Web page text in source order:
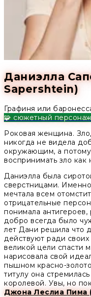
Даниэлла
Sapershtein)
Графиня или
🧩 сюжетный персонаж
Роковая женщина.
никогда не видела
окружающим, а
воспринимать зло как
Даниэлла была
сверстницами.
мечтала всем
отрицательные
понимала антигероев,
добро всегда было
лет Дани решила что
действуют ради
великой цели спасти
нарисовала свой
пышном красно-
титулу она
королевой. Увы, но
Джона Леслиа Пима